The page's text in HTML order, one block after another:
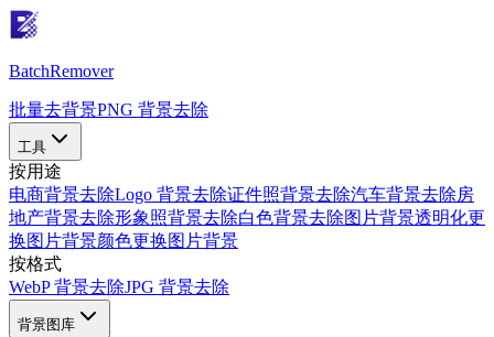
BatchRemover
批量去背景PNG 背景去除
工具
按用途
电商背景去除Logo 背景去除证件照背景去除汽车背景去除房
地产背景去除形象照背景去除白色背景去除图片背景透明化更
换图片背景颜色更换图片背景
按格式
WebP 背景去除JPG 背景去除
背景图库